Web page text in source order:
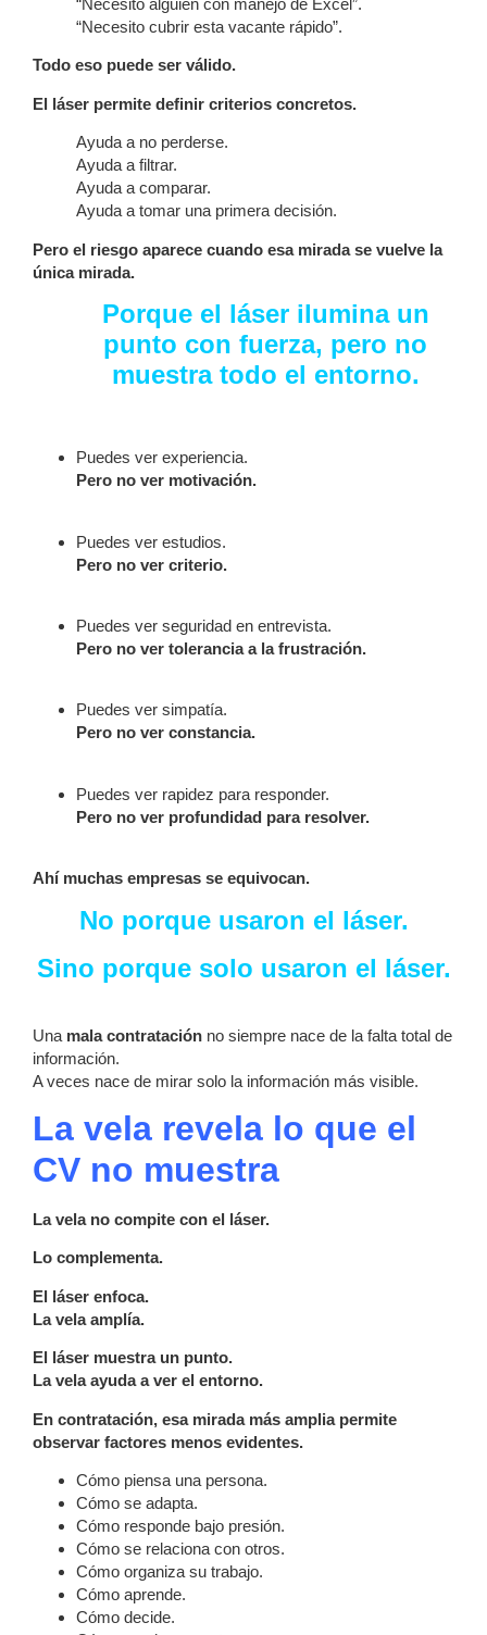
“Necesito alguien con manejo de Excel”.
“Necesito cubrir esta vacante rápido”.
Todo eso puede ser válido.
El láser permite definir criterios concretos.
Ayuda a no perderse.
Ayuda a filtrar.
Ayuda a comparar.
Ayuda a tomar una primera decisión.
Pero el riesgo aparece cuando esa mirada se vuelve la
única mirada.
Porque el láser ilumina un
punto con fuerza, pero no
muestra todo el entorno.
Puedes ver experiencia.
Pero no ver motivación.
Puedes ver estudios.
Pero no ver criterio.
Puedes ver seguridad en entrevista.
Pero no ver tolerancia a la frustración.
Puedes ver simpatía.
Pero no ver constancia.
Puedes ver rapidez para responder.
Pero no ver profundidad para resolver.
Ahí muchas empresas se equivocan.
No porque usaron el láser.
Sino porque solo usaron el láser.
Una mala contratación no siempre nace de la falta total de
información.
A veces nace de mirar solo la información más visible.
La vela revela lo que el
CV no muestra
La vela no compite con el láser.
Lo complementa.
El láser enfoca.
La vela amplía.
El láser muestra un punto.
La vela ayuda a ver el entorno.
En contratación, esa mirada más amplia permite
observar factores menos evidentes.
Cómo piensa una persona.
Cómo se adapta.
Cómo responde bajo presión.
Cómo se relaciona con otros.
Cómo organiza su trabajo.
Cómo aprende.
Cómo decide.